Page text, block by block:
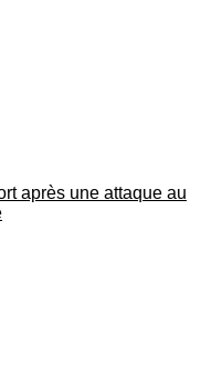
après une attaque au